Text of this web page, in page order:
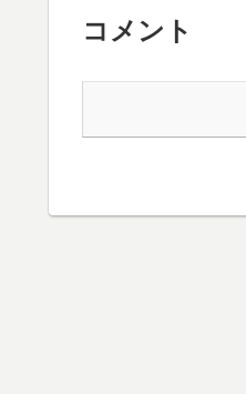
コメント